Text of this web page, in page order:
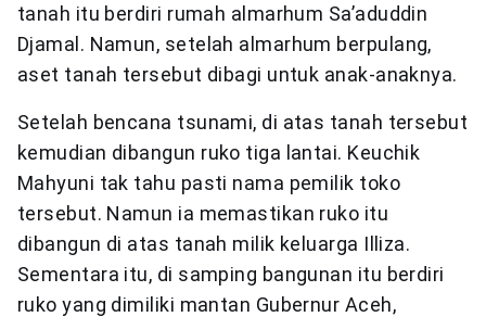
tanah itu berdiri rumah almarhum Sa’aduddin
Djamal. Namun, setelah almarhum berpulang,
aset tanah tersebut dibagi untuk anak-anaknya.
Setelah bencana tsunami, di atas tanah tersebut
kemudian dibangun ruko tiga lantai. Keuchik
Mahyuni tak tahu pasti nama pemilik toko
tersebut. Namun ia memastikan ruko itu
dibangun di atas tanah milik keluarga Illiza.
Sementara itu, di samping bangunan itu berdiri
ruko yang dimiliki mantan Gubernur Aceh,